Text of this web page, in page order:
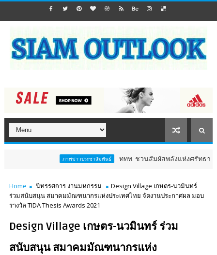
ภาพข่าวประชาสัมพันธ์ ททท. ชวนสัมผัสพลังแห่งศรัทธา ร่วมงาน "ห่ม
Home นิทรรศการ งานมหกรรม
Design Village เกษตร-นวมินทร์
ร่วมสนับสนุน สมาคมมัณฑนากรแห่งประเทศไทย จัดงานประกาศผล มอบ
รางวัล TIDA Thesis Awards 2021
Design Village เกษตร-นวมินทร์ ร่วม
สนับสนุน สมาคมมัณฑนากรแห่ง